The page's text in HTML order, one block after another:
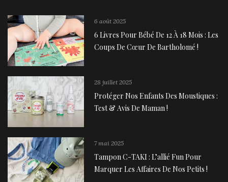
6 août 2025
6 Livres Pour Bébé De 12 À 18 Mois : Les
Coups De Cœur De Bartholomé !
28 juillet 2025
Protéger Nos Enfants Des Moustiques :
Test & Avis De Maman !
7 mai 2025
Tampon C-TAKI : L’allié Fun Pour
Marquer Les Affaires De Nos Petits !